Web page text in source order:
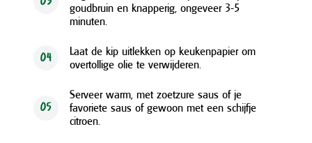
goudbruin en knapperig, ongeveer 3-5
minuten.
04
Laat de kip uitlekken op keukenpapier om
overtollige olie te verwijderen.
05
Serveer warm, met zoetzure saus of je
favoriete saus of gewoon met een schijfje
citroen.